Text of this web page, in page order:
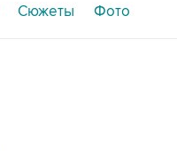
Сюжеты Фото